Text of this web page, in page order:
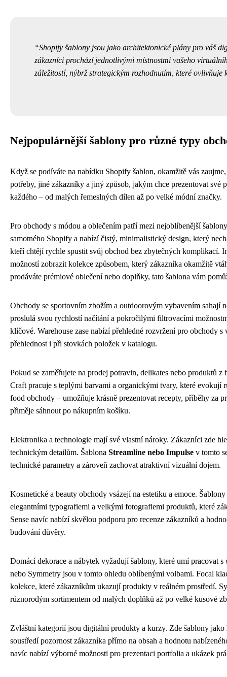
Shopify šablony jsou jako architektonické plány pro váš
zákazníci prochází jednotlivými místnostmi vašeho
záležitostí, nýbrž strategickým rozhodnutím, které ovlivňuje
Nejpopulárnější šablony pro různé typy
Když se podíváte na nabídku Shopify šablon, okamžitě vás
potřeby, jiné zákazníky a jiný způsob, jakým chce prezentovat
každého – od malých řemeslných dílen až po velké módní značky.
Pro obchody s módou a oblečením patří mezi nejoblíbenější
samotného Shopify a nabízí čistý, minimalistický design, který
kteří chtějí rychle spustit svůj obchod bez zbytečných komplikací.
možností zobrazit kolekce způsobem, který zákazníka okamžitě
prodáváte prémiové oblečení nebo doplňky, tato šablona vám
Obchody se sportovním zbožím a outdoorovým vybavením sahají
proslulá svou rychlostí načítání a pokročilými filtrovacími
klíčové. Warehouse zase nabízí přehledné rozvržení pro obchody
přehlednost i při stovkách položek v katalogu.
Pokud se zaměřujete na prodej potravin, delikates nebo produktů
Craft pracuje s teplými barvami a organickými tvary, které evokují
food obchody – umožňuje krásně prezentovat recepty, příběhy za
přiměje sáhnout po nákupním košíku.
Elektronika a technologie mají své vlastní nároky. Zákazníci zde
technickým detailům. Šablona Streamline nebo Impulse v tomto
technické parametry a zároveň zachovat atraktivní vizuální dojem.
Kosmetické a beauty obchody vsázejí na estetiku a emoce.
elegantními typografiemi a velkými fotografiemi produktů, které
Sense navíc nabízí skvělou podporu pro recenze zákazníků a
budování důvěry.
Domácí dekorace a nábytek vyžadují šablony, které umí pracovat s
nebo Symmetry jsou v tomto ohledu oblíbenými volbami. Focal
kolekce, které zákazníkům ukazují produkty v reálném prostředí.
různorodým sortimentem od malých doplňků až po velké kusové
Zvláštní kategorií jsou digitální produkty a kurzy. Zde šablony jako
soustředí pozornost zákazníka přímo na obsah a hodnotu
navíc nabízí výborné možnosti pro prezentaci portfolia a ukázek